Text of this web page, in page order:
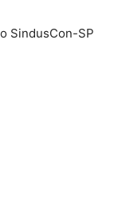
SindusCon-SP